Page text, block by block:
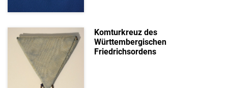
Komturkreuz des
Württembergischen
Friedrichsordens